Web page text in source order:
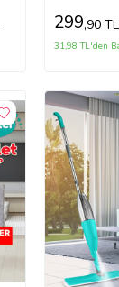
299,90 TL
31,98 TL'den